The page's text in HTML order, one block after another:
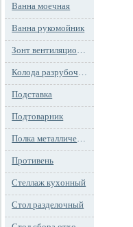
Ванна моечная
Ванна рукомойник
Зонт вентиляционный
Колода разрубочная
Подставка
Подтоварник
Полка металлическая
Противень
Стеллаж кухонный
Стол разделочный